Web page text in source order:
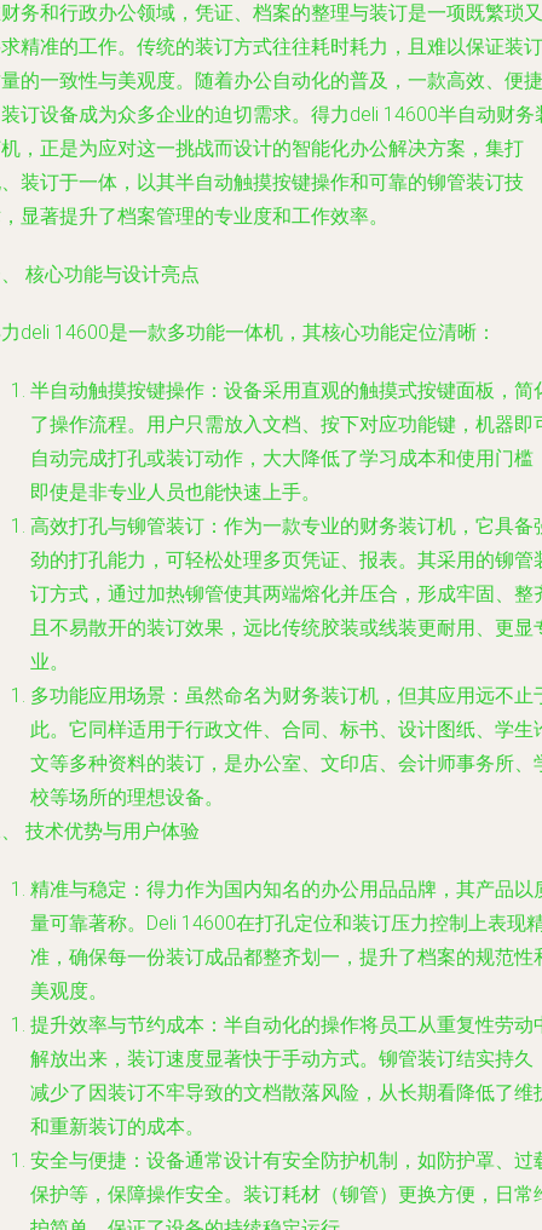
务和行政办公领域，凭证、档案的整理与装订是一项既繁琐又
精准的工作。传统的装订方式往往耗时耗力，且难以保证装订
的一致性与美观度。随着办公自动化的普及，一款高效、便捷
订设备成为众多企业的迫切需求。得力deli 14600半自动财务
，正是为应对这一挑战而设计的智能化办公解决方案，集打
装订于一体，以其半自动触摸按键操作和可靠的铆管装订技
显著提升了档案管理的专业度和工作效率。
核心功能与设计亮点
deli 14600是一款多功能一体机，其核心功能定位清晰：
半自动触摸按键操作 ：设备采用直观的触摸式按键面板，简
了操作流程。用户只需放入文档、按下对应功能键，机器即
自动完成打孔或装订动作，大大降低了学习成本和使用门槛
即使是非专业人员也能快速上手。
高效打孔与铆管装订 ：作为一款专业的财务装订机，它具备
劲的打孔能力，可轻松处理多页凭证、报表。其采用的铆管
订方式，通过加热铆管使其两端熔化并压合，形成牢固、整
且不易散开的装订效果，远比传统胶装或线装更耐用、更显
业。
多功能应用场景 ：虽然命名为财务装订机，但其应用远不止
此。它同样适用于行政文件、合同、标书、设计图纸、学生
文等多种资料的装订，是办公室、文印店、会计师事务所、
校等场所的理想设备。
技术优势与用户体验
精准与稳定 ：得力作为国内知名的办公用品品牌，其产品以
量可靠著称。Deli 14600在打孔定位和装订压力控制上表现
准，确保每一份装订成品都整齐划一，提升了档案的规范性
美观度。
提升效率与节约成本 ：半自动化的操作将员工从重复性劳动
解放出来，装订速度显著快于手动方式。铆管装订结实持久
减少了因装订不牢导致的文档散落风险，从长期看降低了维
和重新装订的成本。
安全与便捷 ：设备通常设计有安全防护机制，如防护罩、过
保护等，保障操作安全。装订耗材（铆管）更换方便，日常